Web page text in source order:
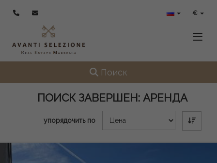
€
Toggle navigation
Поиск
ПОИСК ЗАВЕРШЕН:АРЕНДА
упорядочить по